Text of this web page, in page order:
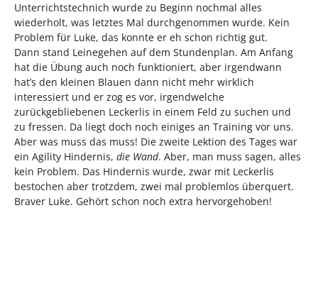
Unterrichtstechnich wurde zu Beginn nochmal alles
wiederholt, was letztes Mal durchgenommen wurde. Kein
Problem für Luke, das konnte er eh schon richtig gut.
Dann stand Leinegehen auf dem Stundenplan. Am Anfang
hat die Übung auch noch funktioniert, aber irgendwann
hat’s den kleinen Blauen dann nicht mehr wirklich
interessiert und er zog es vor, irgendwelche
zurückgebliebenen Leckerlis in einem Feld zu suchen und
zu fressen. Da liegt doch noch einiges an Training vor uns.
Aber was muss das muss! Die zweite Lektion des Tages war
ein Agility Hindernis, die Wand. Aber, man muss sagen, alles
kein Problem. Das Hindernis wurde, zwar mit Leckerlis
bestochen aber trotzdem, zwei mal problemlos überquert.
Braver Luke. Gehört schon noch extra hervorgehoben!